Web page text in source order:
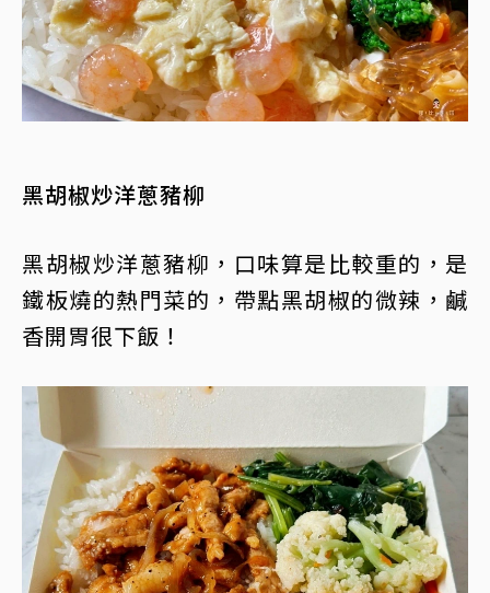
黑胡椒炒洋蔥豬柳
黑胡椒炒洋蔥豬柳，口味算是比較重的，是
鐵板燒的熱門菜的，帶點黑胡椒的微辣，鹹
香開胃很下飯！